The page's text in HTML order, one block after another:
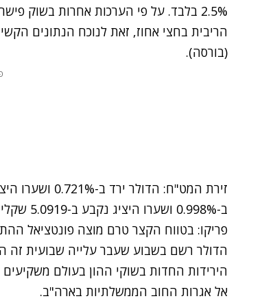
2.5% בלבד. על פי הערכות אחרות בשוק
הריבית בחצי אחוז, זאת לנוכח הנתונים
(בורסה).
ב-0.998% ושערו היציג נקבע ב-5.0919 שקלים.
פריקו: בטווח הקצר טרם מוצה פונטציאל
הדולר רשם בשבוע שעבר עלייה שבועית זה
הירידות החדות בשוקי ההון בעולם
אל אגרות החוב הממשלתיות בארה"ב.